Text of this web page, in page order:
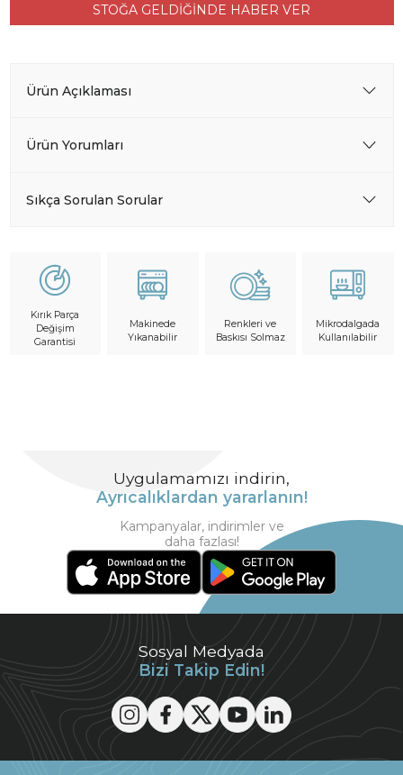
STOĞA GELDİĞİNDE HABER VER
Ürün Açıklaması
Ürün Yorumları
Sıkça Sorulan Sorular
Kırık Parça
Değişim
Garantisi
Makinede
Yıkanabilir
Renkleri ve
Baskısı Solmaz
Mikrodalgada
Kullanılabilir
Sosyal Medyada
Bizi Takip Edin!
Uygulamamızı indirin,
Ayrıcalıklardan yararlanın!
Kampanyalar, indirimler ve
daha fazlası!